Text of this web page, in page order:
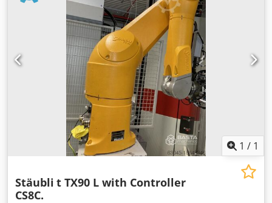
1 / 1
Stäubli t TX90 L with Controller
CS8C.